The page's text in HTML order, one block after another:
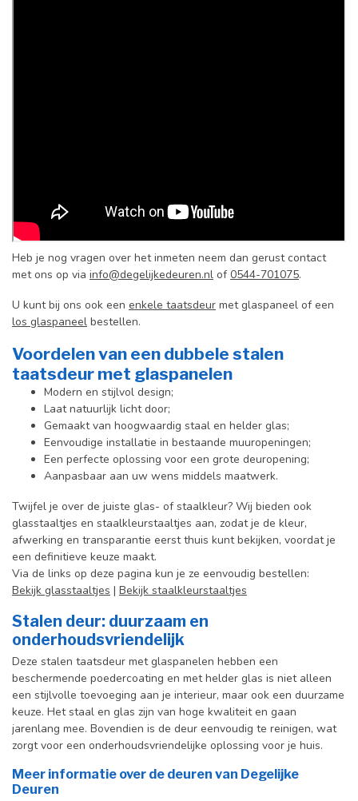
Heb je nog vragen over het inmeten neem dan gerust contact
met ons op via info@degelijkedeuren.nl of0544-701075.
U kunt bij ons ook een enkele taatsdeur met glaspaneel of een
los glaspaneel bestellen.
Voordelen van een dubbele stalen
taatsdeur met glaspanelen
Modern en stijlvol design;
Laat natuurlijk licht door;
Gemaakt van hoogwaardig staal en helder glas;
Eenvoudige installatie in bestaande muuropeningen;
Een perfecte oplossing voor een grote deuropening;
Aanpasbaar aan uw wens middels maatwerk.
Twijfel je over de juiste glas- of staalkleur? Wij bieden ook
glasstaaltjes en staalkleurstaaltjes aan, zodat je de kleur,
afwerking en transparantie eerst thuis kunt bekijken, voordat je
een definitieve keuze maakt.
Via de links op deze pagina kun je ze eenvoudig bestellen:
Bekijk glasstaaltjes | Bekijk staalkleurstaaltjes
Stalen deur: duurzaam en
onderhoudsvriendelijk
Deze stalen taatsdeur met glaspanelen hebben een
beschermende poedercoating en met helder glas is niet alleen
een stijlvolle toevoeging aan je interieur, maar ook een duurzame
keuze. Het staal en glas zijn van hoge kwaliteit en gaan
jarenlang mee. Bovendien is de deur eenvoudig te reinigen, wat
zorgt voor een onderhoudsvriendelijke oplossing voor je huis.
Meer informatie over de deuren van Degelijke
Deuren